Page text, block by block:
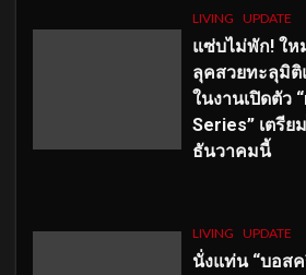
LIVING UPDATE
แซ่บไม่พัก! ให
ลุคสวยทะลุมิติ
ในงานเปิดตัว
Series” เตรี
ธันวาคมนี้
LIVING UPDATE
นั่งแท่น “บอส